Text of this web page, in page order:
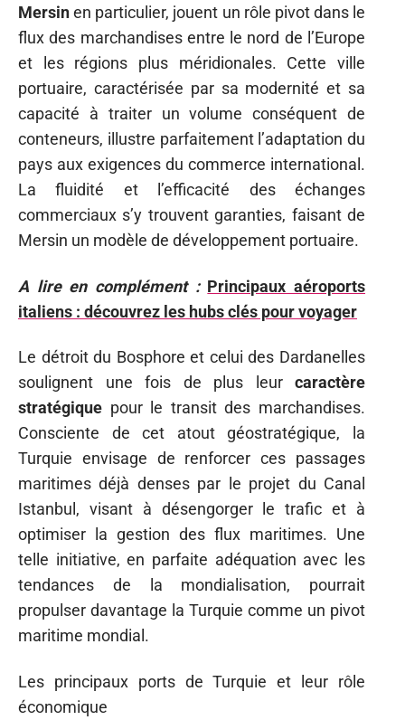
Mersinen particulier, jouent un rôle pivot dans le
flux des marchandises entre le nord de l’Europe
et les régions plus méridionales. Cette ville
portuaire, caractérisée par sa modernité et sa
capacité à traiter un volume conséquent de
conteneurs, illustre parfaitement l’adaptation du
pays aux exigences du commerce international.
La fluidité et l’efficacité des échanges
commerciaux s’y trouvent garanties, faisant de
Mersin un modèle de développement portuaire.
A lire en complément : Principaux aéroports
italiens : découvrez les hubs clés pour voyager
Le détroit du Bosphore et celui des Dardanelles
soulignent une fois de plus leur caractère
stratégique pour le transit des marchandises.
Consciente de cet atout géostratégique, la
Turquie envisage de renforcer ces passages
maritimes déjà denses par le projet du Canal
Istanbul, visant à désengorger le trafic et à
optimiser la gestion des flux maritimes. Une
telle initiative, en parfaite adéquation avec les
tendances de la mondialisation, pourrait
propulser davantage la Turquie comme un pivot
maritime mondial.
Les principaux ports de Turquie et leur rôle
économique